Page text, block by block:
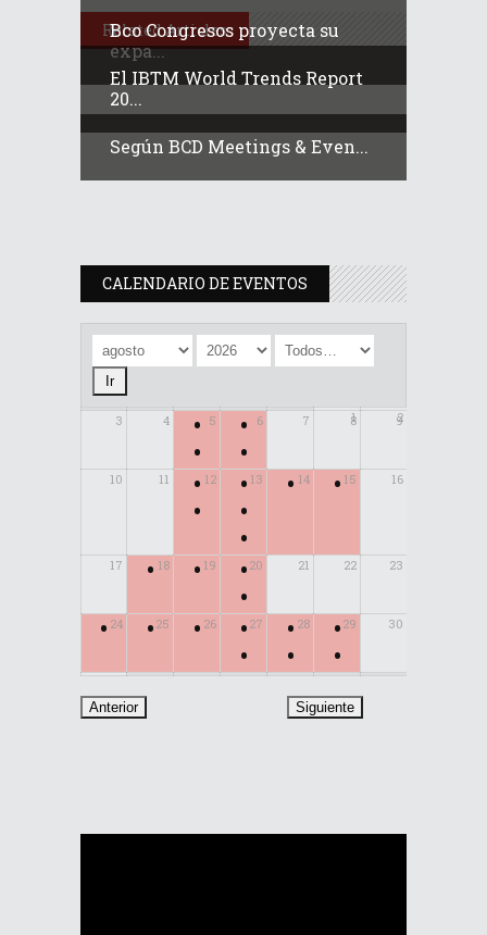
Related Articles
Bco Congresos proyecta su
expa...
El IBTM World Trends Report
20...
Según BCD Meetings & Even...
CALENDARIO DE EVENTOS
1 2
3 4 5
•
•
6
•
•
7 8 9
10 11 12
•
•
13
•
•
•
14
• 15
• 16
17 18
• 19
• 20
•
•
21 22 23
24
• 25
• 26
• 27
•
•
28
•
•
29
•
•
30